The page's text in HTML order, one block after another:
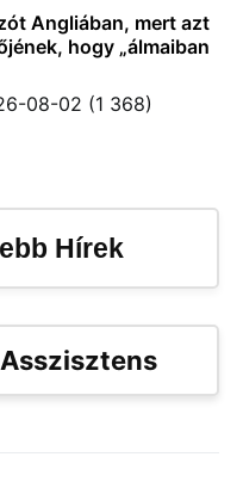
Angliában, mert azt
hogy „álmaiban
08-02 (1 368)
Hírek